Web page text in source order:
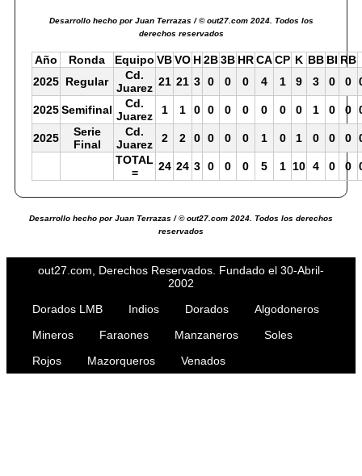
Desarrollo hecho por Juan Terrazas / © out27.com 2024. Todos los
derechos reservados
Año Ronda Equipo VBVO H2B3B HRCACP K BB BI RB
2025 Regular
Cd.
Juarez 21 21 3 0 0 0 4 1 9 3 0 0
2025Semifinal
Cd.
Juarez
1 1 0 0 0 0 0 0 0 1 0 0
2025
Serie
Final
Cd.
Juarez
2 2 0 0 0 0 1 0 1 0 0 0
TOTAL
=
24 24 3 0 0 0 5 1 10 4 0 0
Desarrollo hecho por Juan Terrazas / © out27.com 2024. Todos los derechos
reservados
out27.com, Derechos Reservados. Fundado el 30-Abril-
2002
Dorados LMB
Indios Dorados
Algodoneros
Mineros
Faraones Manzaneros
Soles
Rojos
Mazorqueros Venados